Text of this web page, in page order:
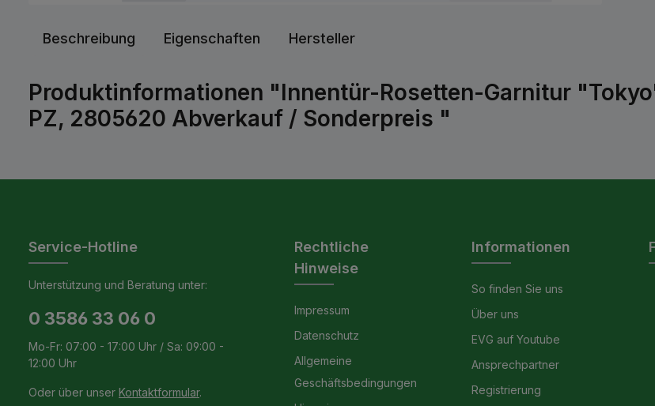
Beschreibung Eigenschaften Hersteller
Produktinformationen "Innentür-Rosetten-Garnitur
PZ, 2805620 Abverkauf / Sonderpreis "
Service-Hotline
Unterstützung und Beratung unter:
0 3586 33 06 0
Mo-Fr: 07:00 - 17:00 Uhr / Sa: 09:00 -
12:00 Uhr
Oder über unser Kontaktformular.
Rechtliche
Hinweise
Impressum
Datenschutz
Allgemeine
Geschäftsbedingungen
Informationen
So finden Sie uns
Über uns
EVG auf Youtube
Ansprechpartner
Registrierung